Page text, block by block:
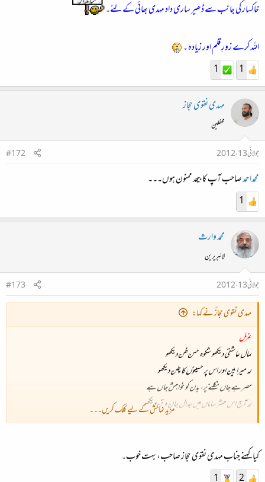
خاکسار کی جانب سے ڈھیر ساری داد مہدی بھائی کے لئے۔
اللہ کرے زورِ قلم اور زیادہ ۔
1
1
مہدی نقوی حجاز
محفلین
جولائی 13، 2012
#172
محمداحمدصاحب آپ کا بیحد ممنون ہوں۔۔۔
1
محمد وارث
لائبریرین
جولائی 13، 2012
#173
مہدی نقوی حجازؔ نے کہا:
غزل
کمال عاشقی دیکھو شکوہ حسن ظن دیکھو
کہ میرا بِین اور اس پر حسینوں کا چلن دیکھو
مُصر ہے جاں نکلنے پر، بدن کو خواہش جاں ہے
کہ آج اس حشر ساماں میں جدال جان و تن دیکھو
کمر تو ہے نہیں اس کی، جو ہے سو وہ بھی خاکی ہے
کلام شوق سے میرے جہان سوز خنداں ہے
کہ عرش و ماہ و کوہ و
مزید نمائش کے لیے کلک کریں۔۔۔
کیا کہنے جناب مہدی نقوی حجاز صاحب، بہت خوب۔
2
1